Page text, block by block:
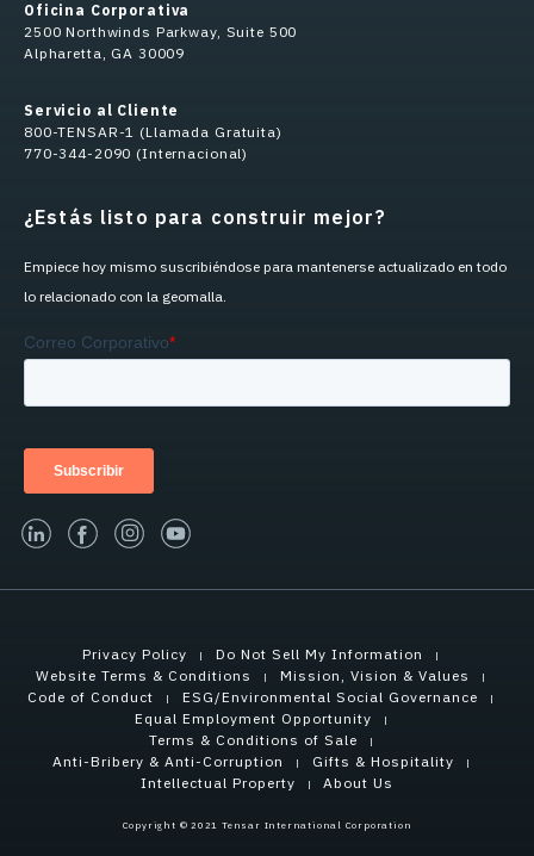
Oficina Corporativa
2500 Northwinds Parkway, Suite 500
Alpharetta, GA 30009
Servicio al Cliente
800-TENSAR-1 (Llamada Gratuita)
770-344-2090 (Internacional)
¿Estás listo para construir mejor?
Empiece hoy mismo suscribiéndose para mantenerse actualizado en todo
lo relacionado con la geomalla.
linked-infacebook
instagram
youtube
Privacy Policy
Do Not Sell My Information
Website Terms & Conditions
Mission, Vision & Values
Code of Conduct
ESG/Environmental Social Governance
Equal Employment Opportunity
Terms & Conditions of Sale
Anti-Bribery & Anti-Corruption
Gifts & Hospitality
Intellectual Property
About Us
Copyright © 2021 Tensar International Corporation